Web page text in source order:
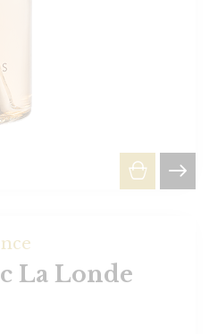
La Londe